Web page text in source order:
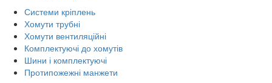
Системи кріплень
Хомути трубні
Хомути вентиляційні
Комплектуючі до хомутів
Шини і комплектуючі
Протипожежні манжети